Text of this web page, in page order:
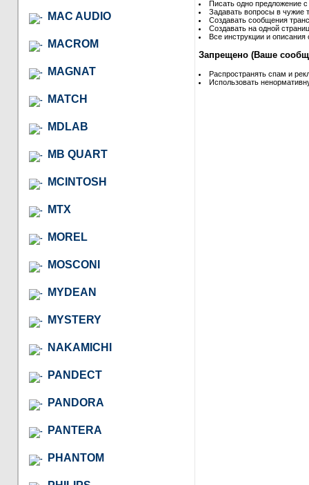
MAC AUDIO
MACROM
MAGNAT
MATCH
MDLAB
MB QUART
MCINTOSH
MTX
MOREL
MOSCONI
MYDEAN
MYSTERY
NAKAMICHI
PANDECT
PANDORA
PANTERA
PHANTOM
Писать одно предложение
Задавать вопросы в чужие
Создавать сообщения
Создавать на одной
Все инструкции и описания
Запрещено (Ваше
Распространять спам и
Использовать